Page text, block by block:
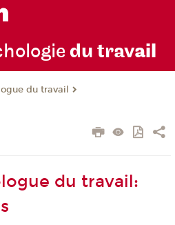
du travail
du travail
du travail: